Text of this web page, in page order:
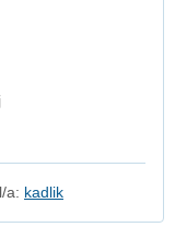
a: kadlik